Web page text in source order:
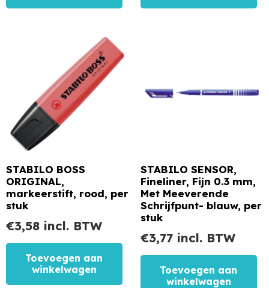
STABILO BOSS
ORIGINAL,
markeerstift, rood, per
stuk
€3,58 incl. BTW
Toevoegen aan
winkelwagen
STABILO SENSOR,
Fineliner, Fijn 0.3 mm,
Met Meeverende
Schrijfpunt- blauw, per
stuk
€3,77 incl. BTW
Toevoegen aan
winkelwagen